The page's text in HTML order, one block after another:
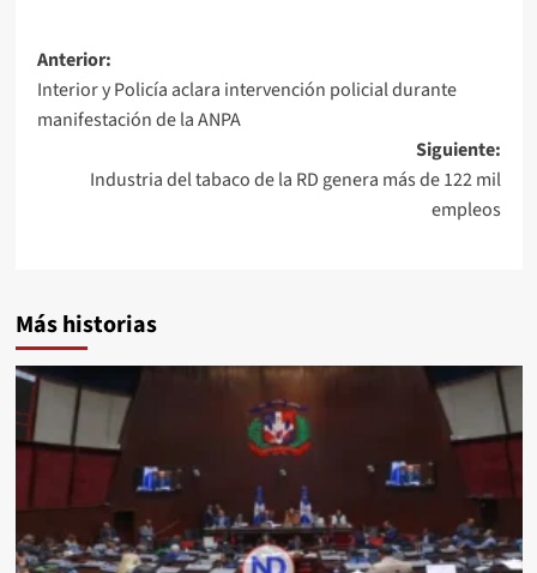
Anterior:
Interior y Policía aclara intervención policial durante
manifestación de la ANPA
Siguiente:
Industria del tabaco de la RD genera más de 122 mil
empleos
Más historias